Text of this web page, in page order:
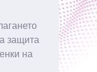
защита
на